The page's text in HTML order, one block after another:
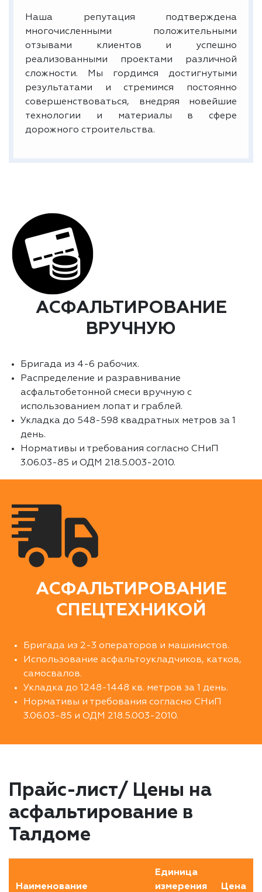
Наша репутация подтверждена
многочисленными положительными
отзывами клиентов и успешно
реализованными проектами различной
сложности. Мы гордимся достигнутыми
результатами и стремимся постоянно
совершенствоваться, внедряя новейшие
технологии и материалы в сфере
дорожного строительства.
АСФАЛЬТИРОВАНИЕ
ВРУЧНУЮ
Бригада из 4-6 рабочих.
Распределение и разравнивание
асфальтобетонной смеси вручную с
использованием лопат и граблей.
Укладка до 548-598 квадратных метров за 1
день.
Нормативы и требования согласно СНиП
3.06.03-85 и ОДМ 218.5.003-2010.
АСФАЛЬТИРОВАНИЕ
СПЕЦТЕХНИКОЙ
Бригада из 2-3 операторов и машинистов.
Использование асфальтоукладчиков, катков,
самосвалов.
Укладка до 1248-1448 кв. метров за 1 день.
Нормативы и требования согласно СНиП
3.06.03-85 и ОДМ 218.5.003-2010.
Прайс-лист/ Цены на
асфальтирование в
Талдоме
Наименование
Единица
измерения
Цена